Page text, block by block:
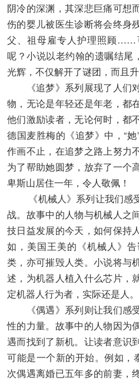
阴冷的深渊，其深悲巨痛可想
伤的婴儿被医生诊断将会终身
父、祖母雇专人护理照顾……
呢？小说以老约翰的遗嘱结尾
光辉，不仅解开了谜团，而且升
《追梦》系列展现了人们
物，无论是年轻还是年老，都
他们激励读者，无论何时，都
德国麦胜梅的《追梦》中，“
作画不止，在追梦之路上努力
为了帮助她圆梦，放弃了一个
卑斯山居住一年，令人敬佩！
《机械人》系列让我们感
战。故事中的人物与机械人之
技日益发展的今天，如何保持
如，美国王美的《机械人》
类，亦可摧毁人类。小说将与
述，为机器人植入什么芯片，
定机器人行为者，实际还是人。
《偶遇》系列则让我们感
性的力量。故事中的人物因为
遇而找到了新机。让读者意识
可能是一个新的开始。例如，
次偶遇离婚已五年多的前妻，